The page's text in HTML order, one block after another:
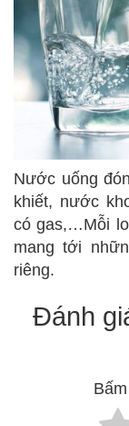
Nước uống
khiết, nước
có gas,…Mỗi
mang tới
riêng.
Đánh